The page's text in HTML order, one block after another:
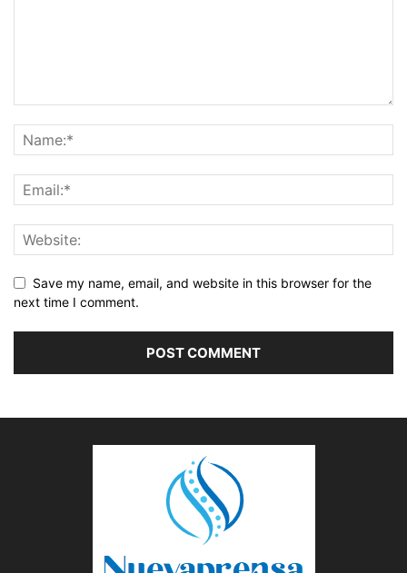
Save my name, email, and website in this browser for the
next time I comment.